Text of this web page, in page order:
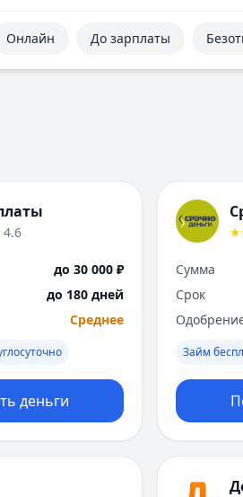
Онлайн До зарплаты
4.6
до 30 000 ₽
до 180 дней
Среднее
деньги
Сумма
Срок
Займ